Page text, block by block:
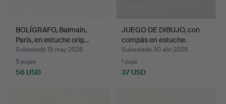
BOLÍGRAFO, Balmain,
París, en estuche orig…
Subastado 13 may 2026
5 pujas
56 USD
JUEGO DE DIBUJO, con
compás en estuche.
Subastado 30 abr 2026
1 puja
37 USD